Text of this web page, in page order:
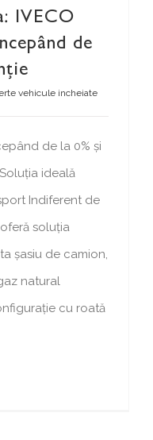
IVECO
de
vehicule incheiate
de la 0% și
ideală
Indiferent de
soluția
șasiu de camion,
natural
cu roată